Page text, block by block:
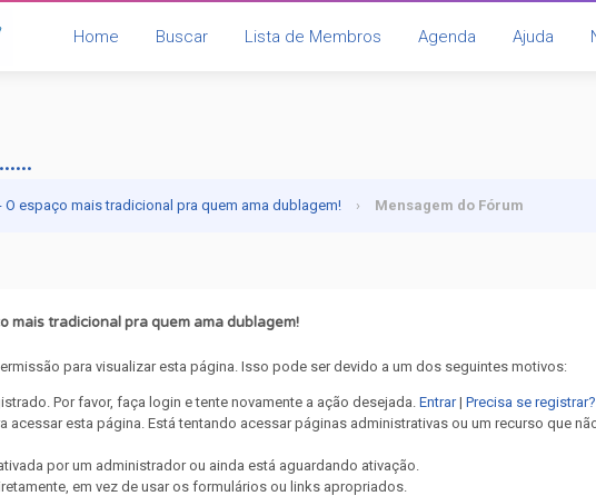
Home Buscar Lista de Membros Agenda Ajuda
O espaço mais tradicional pra quem ama dublagem! › Mensagem do Fórum
mais tradicional pra quem ama dublagem!
para visualizar esta página. Isso pode ser devido a um dos seguintes motivos:
Por favor, faça login e tente novamente a ação desejada.Entrar|Precisa se registrar?
acessar esta página. Está tentando acessar páginas administrativas ou um recurso que
por um administrador ou ainda está aguardando ativação.
em vez de usar os formulários ou links apropriados.